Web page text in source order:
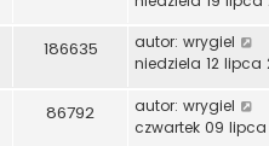
186635 autor: wrygiel
niedziela 12 lipca
86792 autor: wrygiel
czwartek 09 lipca